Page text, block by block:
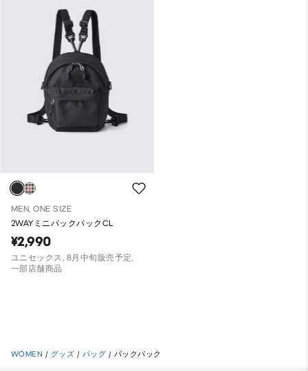
MEN, ONE SIZE
2WAYミニバックパックCL
¥2,990
ユニセックス, 8月中旬販売予定,
一部店舗商品
WOMEN / グッズ / バッグ / バックパック